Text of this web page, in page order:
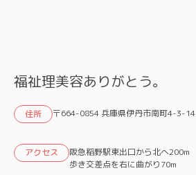
福祉理美容ありがとう。
住所 〒664-0854 兵庫県伊丹市南町4-3-14
アクセス
阪急稲野駅東出口から北へ200m
歩き交差点を右に曲がり70m